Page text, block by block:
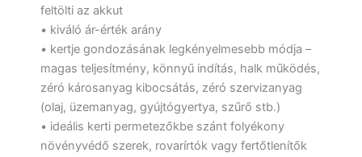
feltölti az akkut
• kiváló ár-érték arány
• kertje gondozásának legkényelmesebb módja –
magas teljesítmény, könnyű indítás, halk működés,
zéró károsanyag kibocsátás, zéró szervizanyag
(olaj, üzemanyag, gyújtógyertya, szűrő stb.)
• ideális kerti permetezőkbe szánt folyékony
növényvédő szerek, rovarírtók vagy fertőtlenítők